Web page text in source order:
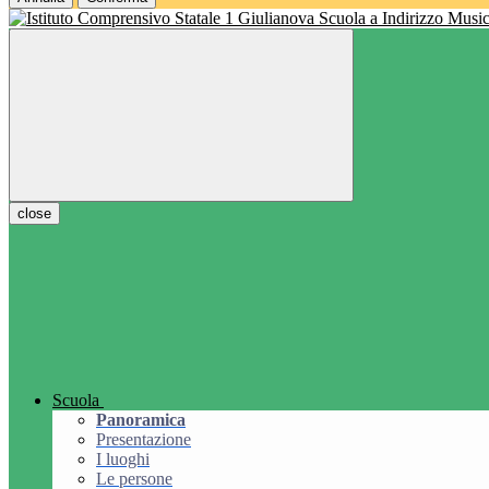
Scuola a Indirizzo
close
Scuola
Panoramica
Presentazione
I luoghi
Le persone